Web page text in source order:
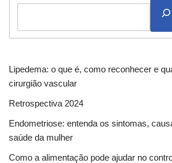
Lipedema: o que é, como reconhecer e
cirurgião vascular
Retrospectiva 2024
Endometriose: entenda os sintomas,
saúde da mulher
Como a alimentação pode ajudar no